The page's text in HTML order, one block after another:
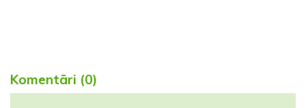
Komentāri (0)